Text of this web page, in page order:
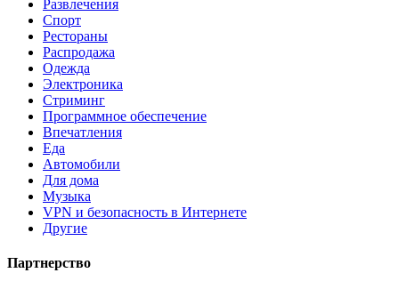
Развлечения
Спорт
Рестораны
Распродажа
Одежда
Электроника
Стриминг
Программное обеспечение
Впечатления
Еда
Автомобили
Для дома
Музыка
VPN и безопасность в Интернете
Другие
Партнерство